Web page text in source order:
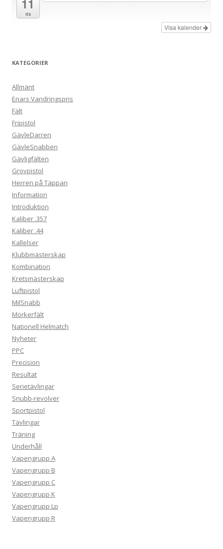
11
tis
Visa kalender
KATEGORIER
Allmänt
Enars Vandringspris
Fält
Fripistol
GävleDarren
GävleSnabben
Gävligfälten
Grovpistol
Herren på Täppan
Information
Introduktion
Kaliber .357
Kaliber .44
Kallelser
Klubbmästerskap
Kombination
Kretsmästerskap
Luftpistol
MilSnabb
Mörkerfält
Nationell Helmatch
Nyheter
PPC
Precision
Resultat
Serietävlingar
Snubb-revolver
Sportpistol
Tävlingar
Träning
Underhåll
Vapengrupp A
Vapengrupp B
Vapengrupp C
Vapengrupp K
Vapengrupp Lp
Vapengrupp R